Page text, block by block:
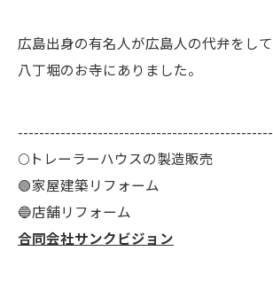
広島出身の有名人が広島人の代弁をして
八丁堀のお寺にありました。
🌕️トレーラーハウスの製造販売
🟢家屋建築リフォーム
🔵店舗リフォーム
合同会社サンクビジョン